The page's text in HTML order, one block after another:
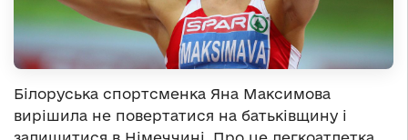
Білоруська спортсменка Яна Максимова
вирішила не повертатися на батьківщину і